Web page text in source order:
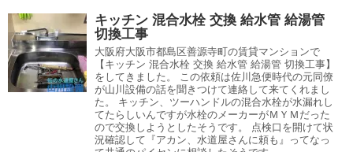
キッチン 混合水栓 交換 給水管 給湯管
切換工事
大阪府大阪市都島区善源寺町の賃貸マンションで
【キッチン 混合水栓 交換 給水管 給湯管 切換工事】
をしてきました。 この依頼は佐川急便時代の元同僚
が山川設備の話を聞きつけて連絡して来てくれまし
た。 キッチン、ツーハンドルの混合水栓が水漏れし
てたらしいんですが水栓のメーカーがＭＹＭだった
ので交換しようとしたそうです。 点検口を開けて状
況確認して『アカン、水道屋さんに頼も』ってなっ